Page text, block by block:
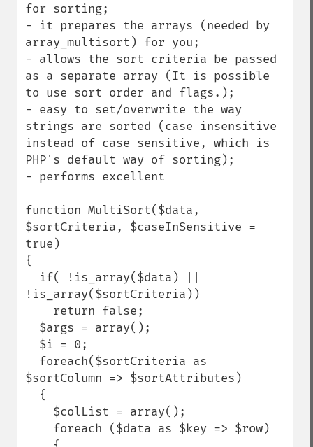
for sorting;
- it prepares the arrays (needed by
array_multisort) for you;
- allows the sort criteria be passed
as a separate array (It is possible
to use sort order and flags.);
- easy to set/overwrite the way
strings are sorted (case insensitive
instead of case sensitive, which is
PHP's default way of sorting);
- performs excellent
function MultiSort($data,
$sortCriteria, $caseInSensitive =
true)
{
!is_array($sortCriteria))
$sortColumn => $sortAttributes)